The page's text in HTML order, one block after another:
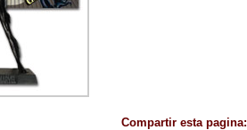
Compartir esta pagina: